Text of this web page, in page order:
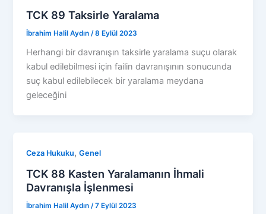
TCK 89 Taksirle Yaralama
İbrahim Halil Aydın /8 Eylül 2023
Herhangi bir davranışın taksirle yaralama suçu olarak
kabul edilebilmesi için failin davranışının sonucunda
suç kabul edilebilecek bir yaralama meydana
geleceğini
Ceza Hukuku,Genel
TCK 88 Kasten Yaralamanın İhmali
Davranışla İşlenmesi
İbrahim Halil Aydın/7 Eylül 2023